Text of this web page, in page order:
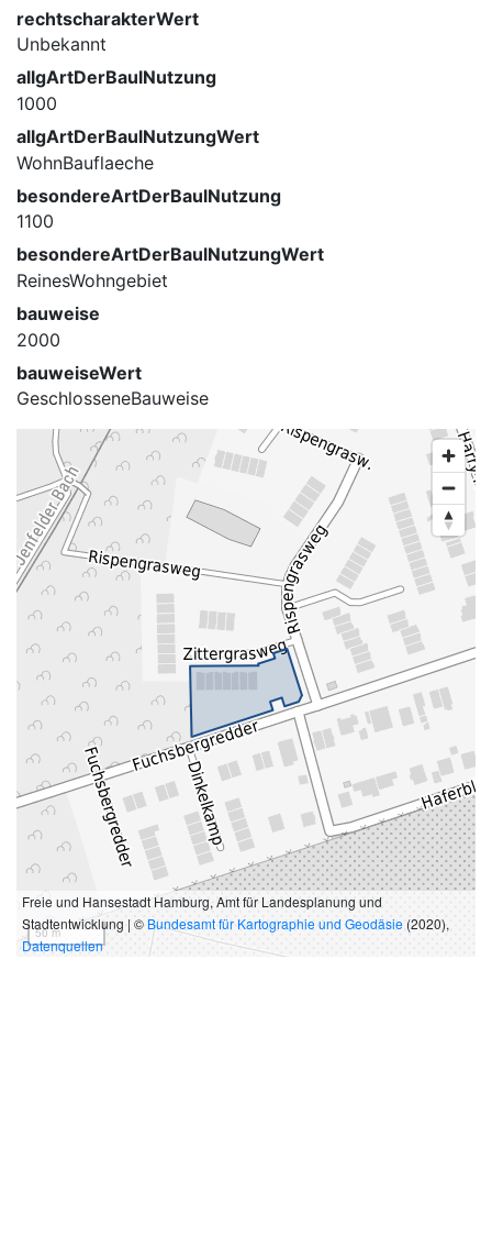
rechtscharakterWert
Unbekannt
allgArtDerBaulNutzung
1000
allgArtDerBaulNutzungWert
WohnBauflaeche
besondereArtDerBaulNutzung
1100
besondereArtDerBaulNutzungWert
ReinesWohngebiet
bauweise
2000
bauweiseWert
GeschlosseneBauweise
50 m
Freie und Hansestadt Hamburg, Amt für Landesplanung und
Stadtentwicklung | © Bundesamt für Kartographie und Geodäsie (2020),
Datenquellen